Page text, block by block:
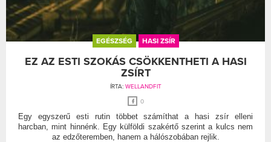
EGÉSZSÉG HASI ZSÍR
EZ AZ ESTI SZOKÁS CSÖKKENTHETI A HASI
ZSÍRT
ÍRTA: WELLANDFIT
0
Egy egyszerű esti rutin többet számíthat a hasi zsír elleni
harcban, mint hinnénk. Egy külföldi szakértő szerint a kulcs nem
az edzőteremben, hanem a hálószobában rejlik.